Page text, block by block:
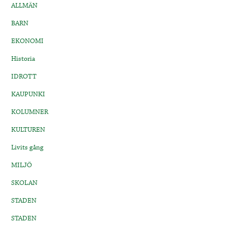
ALLMÄN
BARN
EKONOMI
Historia
IDROTT
KAUPUNKI
KOLUMNER
KULTUREN
Livits gång
MILJÖ
SKOLAN
STADEN
STADEN